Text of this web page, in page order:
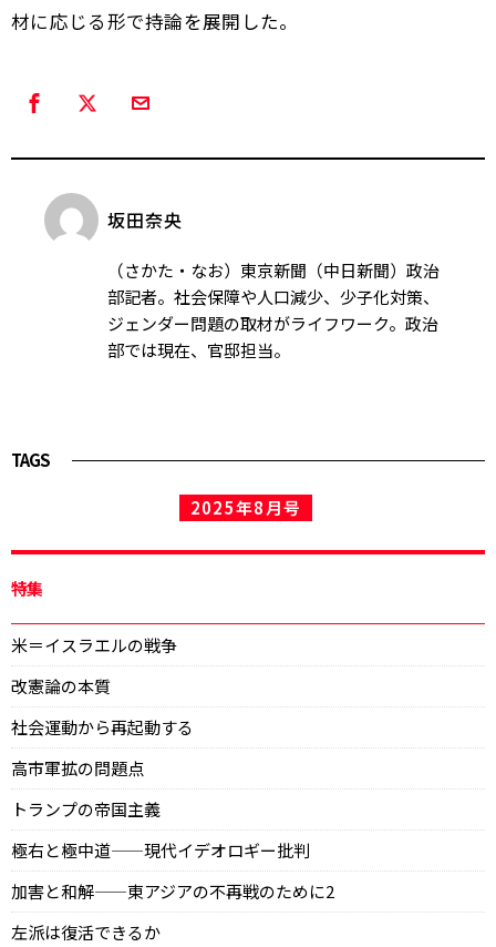
材に応じる形で持論を展開した。
坂田奈央
（さかた・なお）東京新聞（中日新聞）政治
部記者。社会保障や人口減少、少子化対策、
ジェンダー問題の取材がライフワーク。政治
部では現在、官邸担当。
TAGS
2025年8月号
特集
米＝イスラエルの戦争
改憲論の本質
社会運動から再起動する
高市軍拡の問題点
トランプの帝国主義
極右と極中道——現代イデオロギー批判
加害と和解——東アジアの不再戦のために2
左派は復活できるか